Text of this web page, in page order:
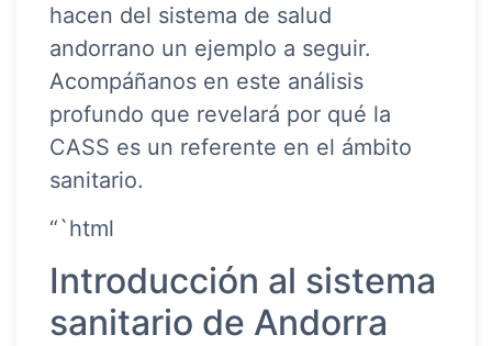
hacen del sistema de salud
andorrano un ejemplo a seguir.
Acompáñanos en este análisis
profundo que revelará por qué la
CASS es un referente en el ámbito
sanitario.
“`html
Introducción al sistema
sanitario de Andorra